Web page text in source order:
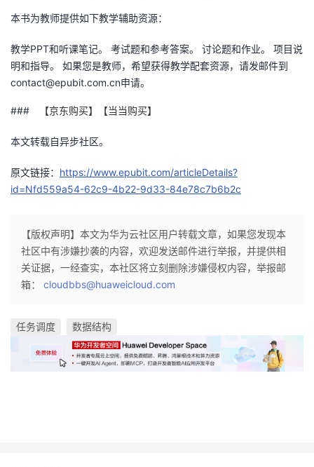
本书为教师提供如下教学辅助资源：
教学PPT和听课笔记。 考试题和参考答案。 讨论题和作业。 项目说
明和指导。 如果您是教师，希望获得教学配套资源，请发邮件到
contact@epubit.com.cn申请。
### 【京东购买】 【当当购买】
本文转载自异步社区。
原文链接： https://www.epubit.com/articleDetails?
id=Nfd559a54-62c9-4b22-9d33-84e78c7b6b2c
【版权声明】本文为华为云社区用户转载文章，如果您发现本
社区中有涉嫌抄袭的内容，欢迎发送邮件进行举报，并提供相
关证据，一经查实，本社区将立刻删除涉嫌侵权内容，举报邮
箱： cloudbbs@huaweicloud.com
任务调度 数据结构